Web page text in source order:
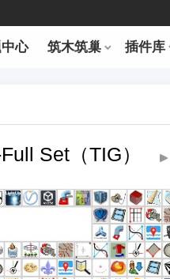
心 筑木筑巢 插件库
Set（TIG）